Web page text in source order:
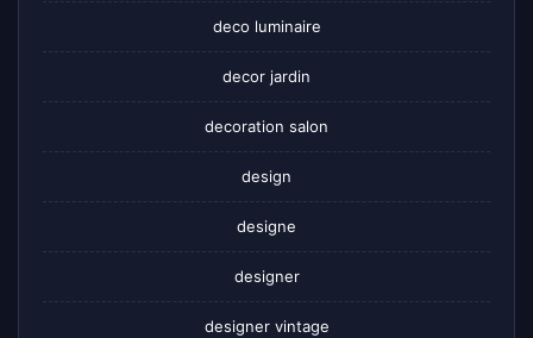
deco luminaire
decor jardin
decoration salon
design
designe
designer
designer vintage